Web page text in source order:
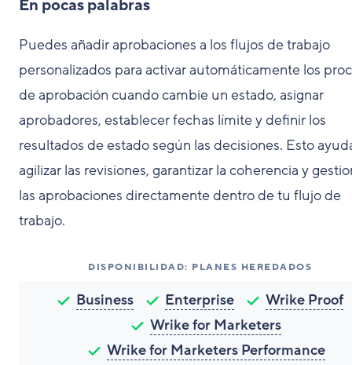
En pocas palabras
Puedes añadir aprobaciones a los flujos de trabajo
personalizados para activar automáticamente los
de aprobación cuando cambie un estado, asignar
aprobadores, establecer fechas límite y definir los
resultados de estado según las decisiones. Esto
agilizar las revisiones, garantizar la coherencia y
las aprobaciones directamente dentro de tu flujo de
trabajo.
DISPONIBILIDAD: PLANES HEREDADOS
Business Enterprise
Wrike Proof
Wrike for Marketers
Wrike for Marketers Performance